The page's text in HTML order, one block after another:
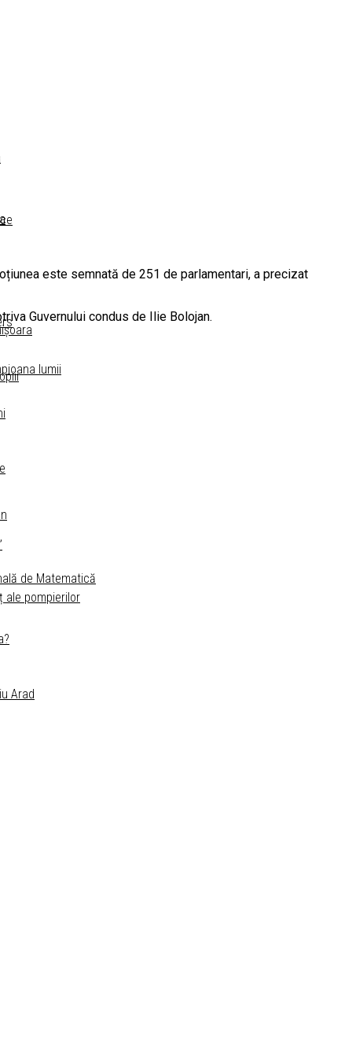
ale pompierilor
de Matematică
lumii
Arad
este semnată de 251 de parlamentari, a precizat
Guvernului condus de Ilie Bolojan.